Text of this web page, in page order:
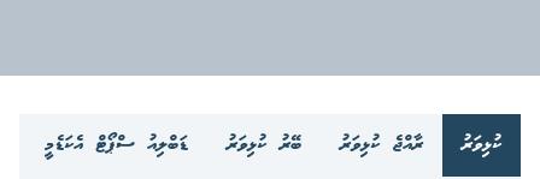
ކުޅިވަރު ރާއްޖެ ކުޅިވަރު ބޭރު ކުޅިވަރު
ޑަބްލިއު ސްޕޯޓް އެކަޑެމީ